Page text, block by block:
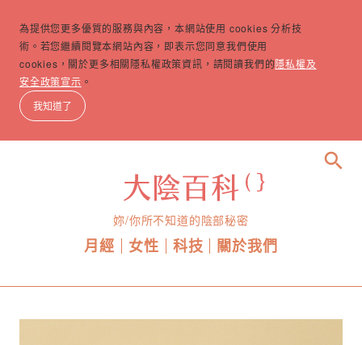
為提供您更多優質的服務與內容，本網站使用 cookies 分析技
術。若您繼續閱覽本網站內容，即表示您同意我們使用
cookies，關於更多相關隱私權政策資訊，請閱讀我們的隱私權及
安全政策宣示 。
我知道了
妳/你所不知道的陰部秘密
月經 女性 科技 關於我們
search